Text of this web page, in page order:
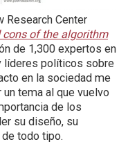
Research Center
cons of the algorithm
de 1,300 expertos en
líderes políticos sobre
en la sociedad me
tema al que vuelvo
de los
su diseño, su
todo tipo.